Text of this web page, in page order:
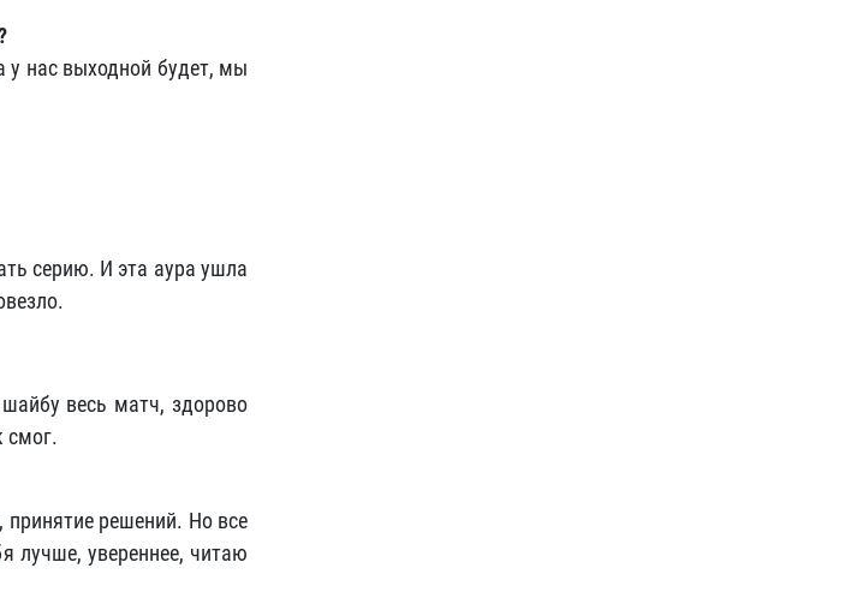
у нас выходной будет, мы
серию. И эта аура ушла
весь матч, здорово
смог.
решений. Но все
лучше, увереннее, читаю